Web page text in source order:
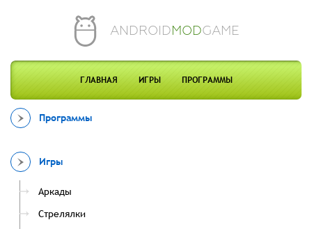
ANDROIDMODGAME
ГЛАВНАЯ ИГРЫ ПРОГРАММЫ
Программы
Игры
Аркады
Стрелялки